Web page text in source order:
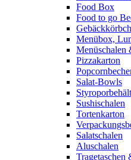
Food Box
Food to go
Menübox,
Menüschalen
Pizzakarton
Salat-Bowls
Sushischalen
Tortenkarton
Salatschalen
Aluschalen
Tragetaschen